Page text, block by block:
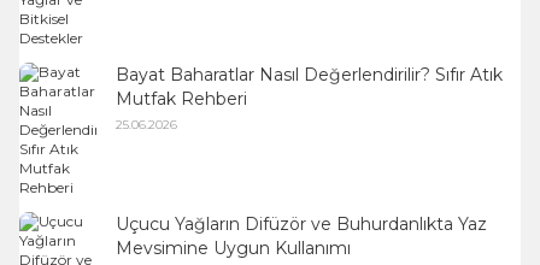
Bayat Baharatlar Nasıl Değerlendirilir? Sıfır Atık
Mutfak Rehberi
25.06.2026
Uçucu Yağların Difüzör ve Buhurdanlıkta Yaz
Mevsimine Uygun Kullanımı